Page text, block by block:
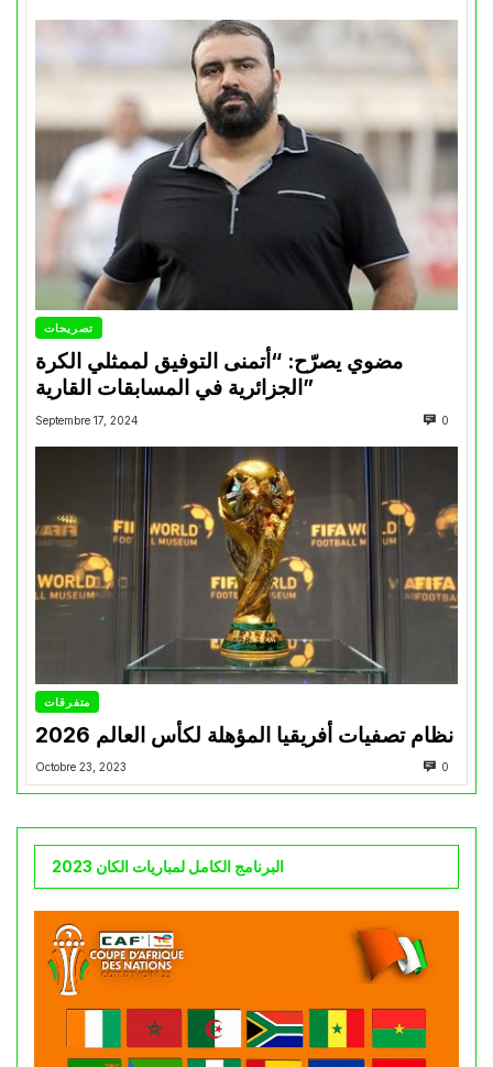
تصريحات
مضوي يصرّح: “أتمنى التوفيق لممثلي الكرة
الجزائرية في المسابقات القارية”
Septembre 17, 2024 0
متفرقات
نظام تصفيات أفريقيا المؤهلة لكأس العالم 2026
Octobre 23, 2023 0
البرنامج الكامل لمباريات الكان 2023